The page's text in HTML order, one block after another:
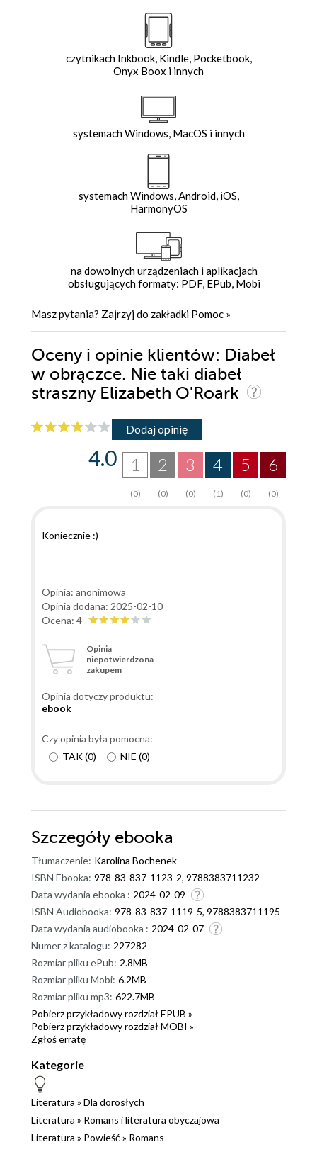
czytnikach Inkbook, Kindle, Pocketbook,
Onyx Boox i innych
systemach Windows, MacOS i innych
systemach Windows, Android, iOS,
HarmonyOS
na dowolnych urządzeniach i aplikacjach
obsługujących formaty: PDF, EPub, Mobi
Masz pytania? Zajrzyj do zakładki Pomoc »
Oceny i opinie klientów: Diabeł
w obrączce. Nie taki diabeł
straszny Elizabeth O'Roark
Dodaj opinię
6
(0)
5
(0)
4
(1)
3
(0)
2
(0)
1
(0)
4.0
Koniecznie :)
Opinia: anonimowa
Opinia dodana: 2025-02-10
Ocena: 4
Opinia
niepotwierdzona
zakupem
Opinia dotyczy produktu:
ebook
Czy opinia była pomocna:
TAK(0) NIE (0)
Szczegóły ebooka
Tłumaczenie: Karolina Bochenek
ISBN Ebooka: 978-83-837-1123-2, 9788383711232
Data wydania ebooka : 2024-02-09
ISBN Audiobooka: 978-83-837-1119-5, 9788383711195
Data wydania audiobooka : 2024-02-07
Numer z katalogu: 227282
Rozmiar pliku ePub: 2.8MB
Rozmiar pliku Mobi: 6.2MB
Rozmiar pliku mp3: 622.7MB
Pobierz przykładowy rozdział EPUB »
Pobierz przykładowy rozdział MOBI »
Zgłoś erratę
Kategorie
Literatura » Dla dorosłych
Literatura » Romans i literatura obyczajowa
Literatura » Powieść » Romans